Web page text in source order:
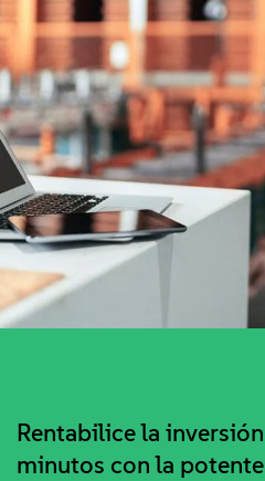
Rentabilice la
minutos con la